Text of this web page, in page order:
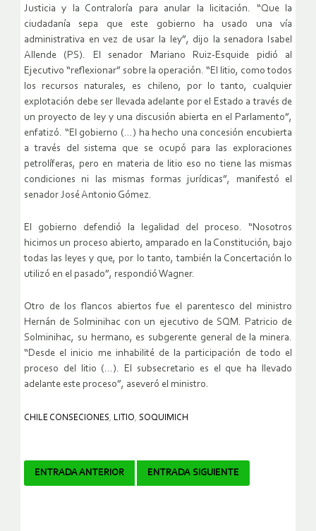
Justicia y la Contraloría para anular la licitación. “Que la
ciudadanía sepa que este gobierno ha usado una vía
administrativa en vez de usar la ley”, dijo la senadora Isabel
Allende (PS). El senador Mariano Ruiz-Esquide pidió al
Ejecutivo “reflexionar” sobre la operación. “El litio, como todos
los recursos naturales, es chileno, por lo tanto, cualquier
explotación debe ser llevada adelante por el Estado a través de
un proyecto de ley y una discusión abierta en el Parlamento”,
enfatizó. “El gobierno (…) ha hecho una concesión encubierta
a través del sistema que se ocupó para las exploraciones
petrolíferas, pero en materia de litio eso no tiene las mismas
condiciones ni las mismas formas jurídicas”, manifestó el
senador José Antonio Gómez.
El gobierno defendió la legalidad del proceso. “Nosotros
hicimos un proceso abierto, amparado en la Constitución, bajo
todas las leyes y que, por lo tanto, también la Concertación lo
utilizó en el pasado”, respondió Wagner.
Otro de los flancos abiertos fue el parentesco del ministro
Hernán de Solminihac con un ejecutivo de SQM. Patricio de
Solminihac, su hermano, es subgerente general de la minera.
“Desde el inicio me inhabilité de la participación de todo el
proceso del litio (…). El subsecretario es el que ha llevado
adelante este proceso”, aseveró el ministro.
CHILE CONSECIONES, LITIO, SOQUIMICH
Navegador
ENTRADA ANTERIOR ENTRADA SIGUIENTE